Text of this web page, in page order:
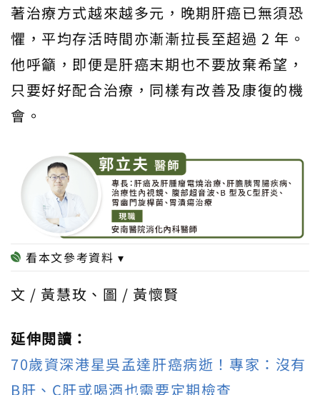
著治療方式越來越多元，晚期肝癌已無須恐
懼，平均存活時間亦漸漸拉長至超過 2 年。
他呼籲，即便是肝癌末期也不要放棄希望，
只要好好配合治療，同樣有改善及康復的機
會。
文 / 黃慧玫、圖 / 黃懷賢
延伸閱讀：
70歲資深港星吳孟達肝癌病逝！專家：沒有
B肝、C肝或喝酒也需要定期檢查